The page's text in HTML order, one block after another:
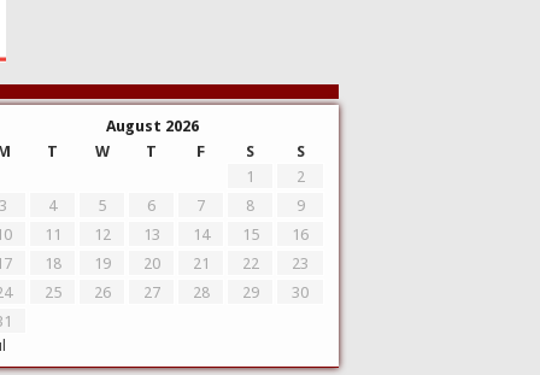
August 2026
T W T F S
S
1
2
3
4 5 6 7 8
9
11 12 13 14 15
16
18 19 20 21 22
23
25 26 27 28 29
30